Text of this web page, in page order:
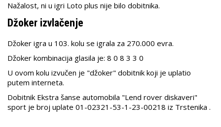
Nažalost, ni u igri Loto plus nije bilo dobitnika.
Džoker izvlačenje
Džoker igra u 103. kolu se igrala za 270.000 evra.
Džoker kombinacija glasila je: 8 0 8 3 3 0
U ovom kolu izvučen je "džoker" dobitnik koji je uplatio
putem interneta.
Dobitnik Ekstra šanse automobila "Lend rover diskaveri"
sport je broj uplate 01-02321-53-1-23-00218 iz Trstenika .